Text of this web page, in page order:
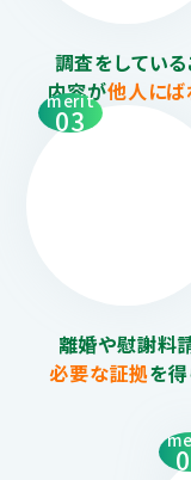
調査をしている
内容が他人に
merit
03
離婚や慰謝料
必要な証拠を